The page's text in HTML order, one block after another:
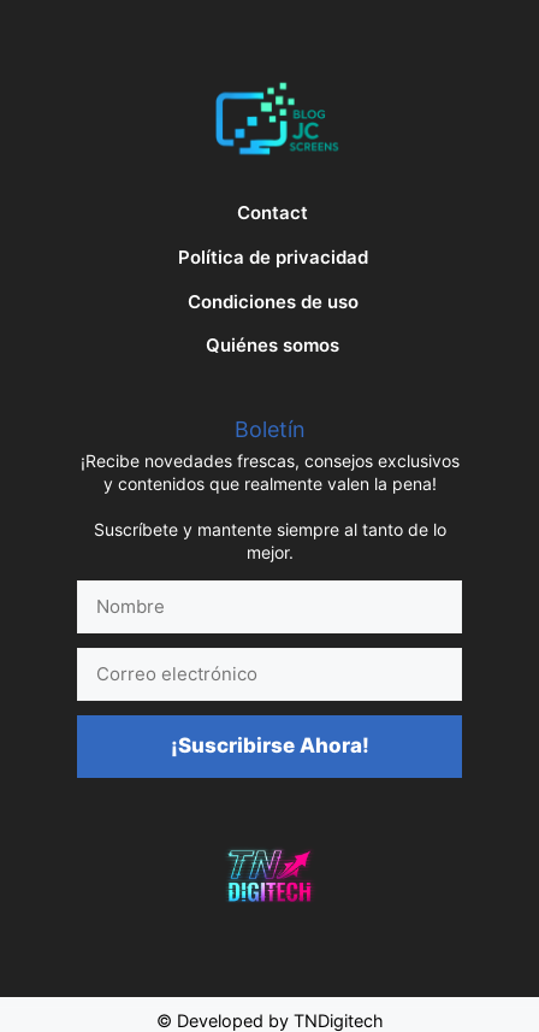
Contact
Política de privacidad
Condiciones de uso
Quiénes somos
Boletín
¡Recibe novedades frescas, consejos exclusivos
y contenidos que realmente valen la pena!
Suscríbete y mantente siempre al tanto de lo
mejor.
electrónico
¡Suscribirse Ahora!